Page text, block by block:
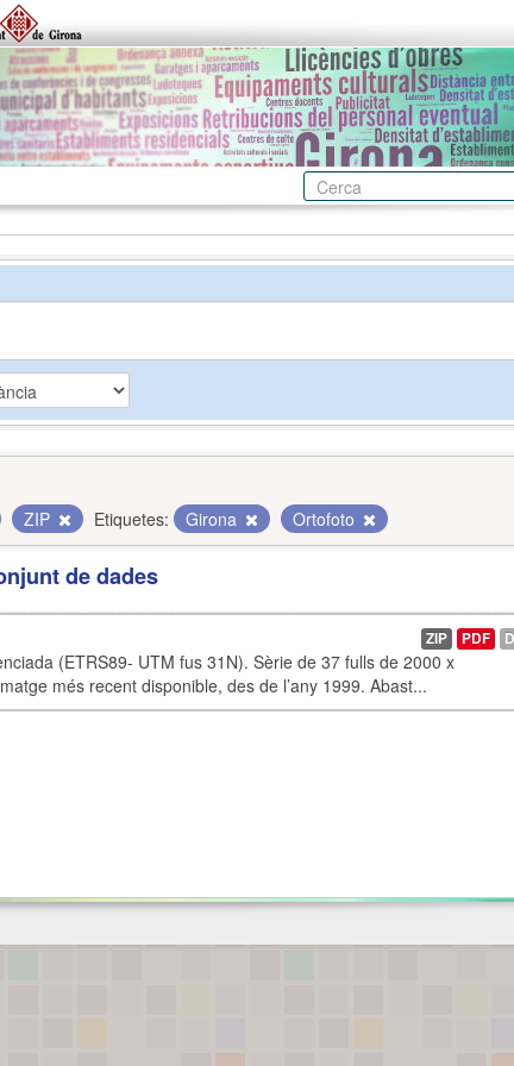
ZIP Etiquetes: Girona Ortofoto
de dades
(ETRS89- UTM fus 31N). Sèrie de 37 fulls de 2000 x
més recent disponible, des de l’any 1999. Abast...
ZIP PDF